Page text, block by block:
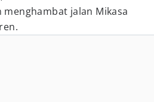
jalan Mikasa